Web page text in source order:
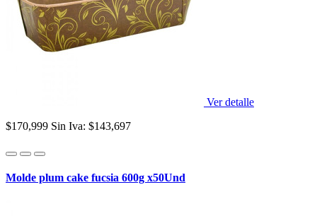
Ver detalle
$170,999 Sin Iva: $143,697
Molde plum cake fucsia 600g x50Und